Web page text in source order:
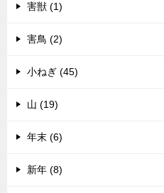
害獣 (1)
害鳥 (2)
小ねぎ (45)
山 (19)
年末 (6)
新年 (8)